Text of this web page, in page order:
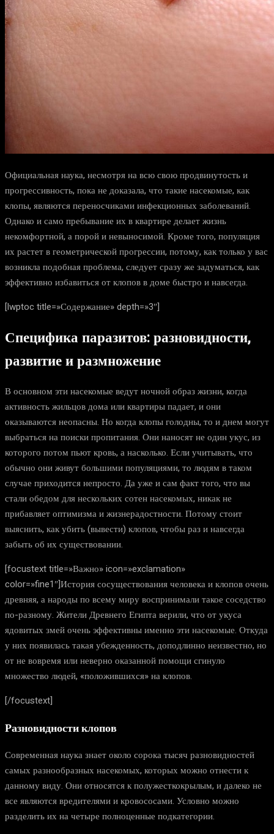
Официальная наука, несмотря на всю свою продвинутость и
прогрессивность, пока не доказала, что такие насекомые, как
клопы, являются переносчиками инфекционных заболеваний.
Однако и само пребывание их в квартире делает жизнь
некомфортной, а порой и невыносимой. Кроме того, популяция
их растет в геометрической прогрессии, потому, как только у вас
возникла подобная проблема, следует сразу же задуматься, как
эффективно избавиться от клопов в доме быстро и навсегда.
[lwptoc title=»Содержание» depth=»3″]
Специфика паразитов: разновидности,
развитие и размножение
В основном эти насекомые ведут ночной образ жизни, когда
активность жильцов дома или квартиры падает, и они
оказываются неопасны. Но когда клопы голодны, то и днем могут
выбраться на поиски пропитания. Они наносят не один укус, из
которого потом пьют кровь, а насколько. Если учитывать, что
обычно они живут большими популяциями, то людям в таком
случае приходится непросто. Да уже и сам факт того, что вы
стали обедом для нескольких сотен насекомых, никак не
прибавляет оптимизма и жизнерадостности. Потому стоит
выяснить, как убить (вывести) клопов, чтобы раз и навсегда
забыть об их существовании.
[focustext title=»Важно» icon=»exclamation»
color=»fine1″]История сосуществования человека и клопов очень
древняя, а народы по всему миру воспринимали такое соседство
по-разному. Жители Древнего Египта верили, что от укуса
ядовитых змей очень эффективны именно эти насекомые. Откуда
у них появилась такая убежденность, доподлинно неизвестно, но
от не вовремя или неверно оказанной помощи сгинуло
множество людей, «положившихся» на клопов.
[/focustext]
Разновидности клопов
Современная наука знает около сорока тысяч разновидностей
самых разнообразных насекомых, которых можно отнести к
данному виду. Они относятся к полужесткокрылым, и далеко не
все являются вредителями и кровососами. Условно можно
разделить их на четыре полноценные подкатегории.